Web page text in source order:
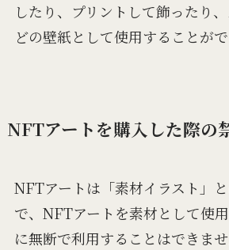
したり、プリントして飾ったり
どの壁紙として使用することがで
NFTアートを購入した際の
NFTアートは「素材イラスト」
で、NFTアートを素材として使
に無断で利用することはできませ